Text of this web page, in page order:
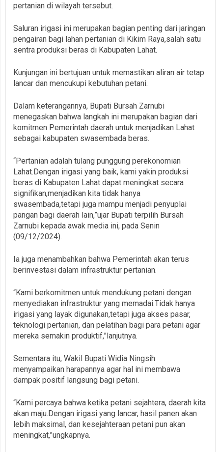
pertanian di wilayah tersebut.
Saluran irigasi ini merupakan bagian penting dari jaringan
pengairan bagi lahan pertanian di Kikim Raya,salah satu
sentra produksi beras di Kabupaten Lahat.
Kunjungan ini bertujuan untuk memastikan aliran air tetap
lancar dan mencukupi kebutuhan petani.
Dalam keterangannya, Bupati Bursah Zarnubi
menegaskan bahwa langkah ini merupakan bagian dari
komitmen Pemerintah daerah untuk menjadikan Lahat
sebagai kabupaten swasembada beras.
“Pertanian adalah tulang punggung perekonomian
Lahat.Dengan irigasi yang baik, kami yakin produksi
beras di Kabupaten Lahat dapat meningkat secara
signifikan,menjadikan kita tidak hanya
swasembada,tetapi juga mampu menjadi penyuplai
pangan bagi daerah lain,”ujar Bupati terpilih Bursah
Zarnubi kepada awak media ini, pada Senin
(09/12/2024).
Ia juga menambahkan bahwa Pemerintah akan terus
berinvestasi dalam infrastruktur pertanian.
“Kami berkomitmen untuk mendukung petani dengan
menyediakan infrastruktur yang memadai.Tidak hanya
irigasi yang layak digunakan,tetapi juga akses pasar,
teknologi pertanian, dan pelatihan bagi para petani agar
mereka semakin produktif,”lanjutnya.
Sementara itu, Wakil Bupati Widia Ningsih
menyampaikan harapannya agar hal ini membawa
dampak positif langsung bagi petani.
“Kami percaya bahwa ketika petani sejahtera, daerah kita
akan maju.Dengan irigasi yang lancar, hasil panen akan
lebih maksimal, dan kesejahteraan petani pun akan
meningkat,”ungkapnya.